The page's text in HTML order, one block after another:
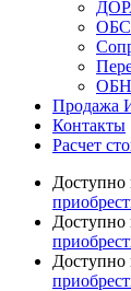
Продажа
Контакты
Расчет
Доступно
Доступно
Доступно